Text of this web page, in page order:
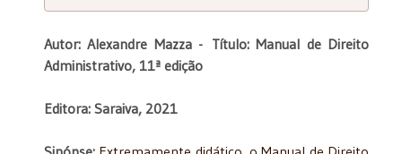
Autor: Alexandre Mazza - Título: Manual de Direito
Administrativo, 11ª edição
Editora: Saraiva, 2021